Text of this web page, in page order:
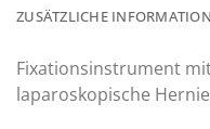
ZUSÄTZLICHE INFORMATION
Fixationsinstrument
laparoskopische